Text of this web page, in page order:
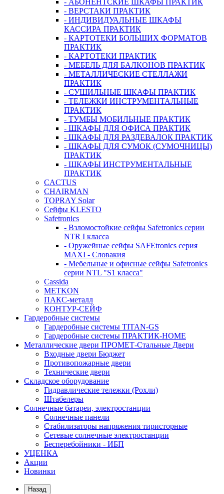
- АБОНЕНТСКИЕ ШКАФЫ ПРАКТИК
- ВЕРСТАКИ ПРАКТИК
- ИНДИВИДУАЛЬНЫЕ ШКАФЫ
КАССИРА ПРАКТИК
- КАРТОТЕКИ БОЛЬШИХ ФОРМАТОВ
ПРАКТИК
- КАРТОТЕКИ ПРАКТИК
- МЕБЕЛЬ ДЛЯ БАЛКОНОВ ПРАКТИК
- МЕТАЛЛИЧЕСКИЕ СТЕЛЛАЖИ
ПРАКТИК
- СУШИЛЬНЫЕ ШКАФЫ ПРАКТИК
- ТЕЛЕЖКИ ИНСТРУМЕНТАЛЬНЫЕ
ПРАКТИК
- ТУМБЫ МОБИЛЬНЫЕ ПРАКТИК
- ШКАФЫ ДЛЯ ОФИСА ПРАКТИК
- ШКАФЫ ДЛЯ РАЗДЕВАЛОК ПРАКТИК
- ШКАФЫ ДЛЯ СУМОК (СУМОЧНИЦЫ)
ПРАКТИК
- ШКАФЫ ИНСТРУМЕНТАЛЬНЫЕ
ПРАКТИК
CACTUS
CHAIRMAN
TOPRAY Solar
Сейфы KLESTO
Safetronics
- Взломостойкие сейфы Safetronics серии
NTR I класса
- Оружейные сейфы SAFEtronics серия
MAXI - Словакия
- Мебельные и офисные сейфы Safetronics
серии NTL "S1 класса"
Cassida
METKON
ПАКС-металл
КОНТУР-СЕЙФ
Гардеробные системы
Гардеробные системы TITAN-GS
Гардеробные системы ПРАКТИК-HOME
Металлические двери ПРОМЕТ-Стальные Двери
Входные двери Бюджет
Противопожарные двери
Технические двери
Складское оборудование
Гидравлические тележки (Рохли)
Штабелеры
Солнечные батареи, электростанции
Солнечные панели
Стабилизаторы напряжения тиристорные
Сетевые солнечные электростанции
Бесперебойники - ИБП
УЦЕНКА
Акции
Новинки
Назад